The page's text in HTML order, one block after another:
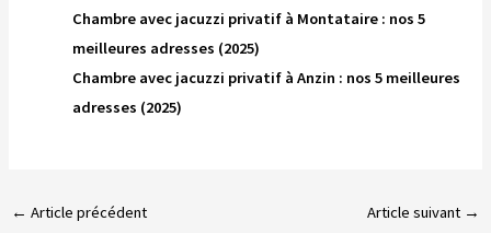
Chambre avec jacuzzi privatif à Montataire : nos 5
meilleures adresses (2025)
Chambre avec jacuzzi privatif à Anzin : nos 5 meilleures
adresses (2025)
← Article précédent Article suivant →